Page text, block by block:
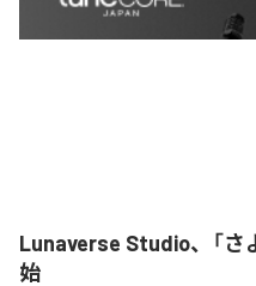
Lunaverse Studio、「さ
始